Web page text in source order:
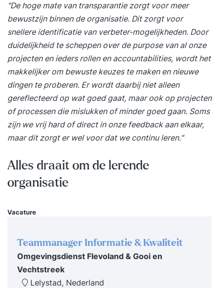
positieve feedback kan geven. Gedragsprofiel Op
basis van de uitkomsten stellen we een
gedragsprofiel op. Hierdoor leren de deelnemers
hun eigen en elkaars voorkeursgedrag kennen,
welke communicatiestijlen zij gebruiken en hoe je
hier het beste mee om kunt gaan. Talenten Met
behulp van een beslisboom stellen we vast welke
talenten er in het team aanwezig zijn. Hiermee
krijgen deelnemers inzicht in welke taken en
werkzaamheden het beste passen bij de
individuele medewerkers. De uitkomsten worden
zodat we visueel hebben wie welk gedrag
vertoont en voor welke werkzaamheden zij het
"De hoge mate van transparantie zorgt voor meer
bewustzijn binnen de organisatie. Dit zorgt voor
snellere identificatie van verbeter-mogelijkheden. Door
duidelijkheid te scheppen over de purpose van al onze
projecten en ieders rollen en accountabilities, wordt het
makkelijker om bewuste keuzes te maken en nieuwe
dingen te proberen. Er wordt daarbij niet alleen
gereflecteerd op wat goed gaat, maar ook op projecten
of processen die mislukken of minder goed gaan. Soms
zijn we vrij hard of direct in onze feedback aan elkaar,
maar dit zorgt er wel voor dat we continu leren."
Alles draait om de lerende
organisatie
Vacature
Teammanager Informatie & Kwaliteit
Omgevingsdienst Flevoland & Gooi en
Vechtstreek
Lelystad, Nederland